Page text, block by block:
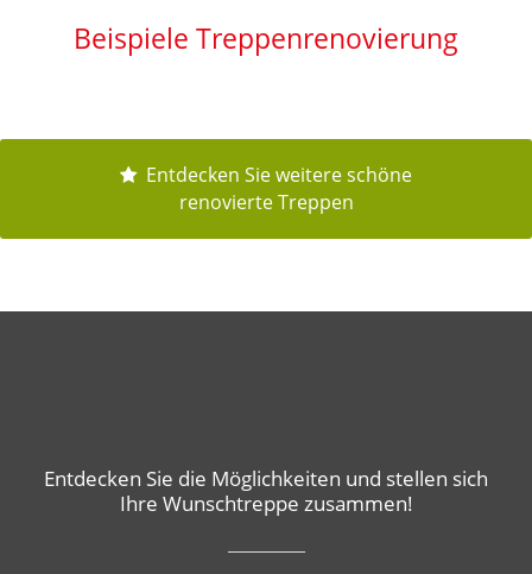
Beispiele Treppenrenovierung
Entdecken Sie weitere schöne
renovierte Treppen
Entdecken Sie die Möglichkeiten und stellen sich
Ihre Wunschtreppe zusammen!